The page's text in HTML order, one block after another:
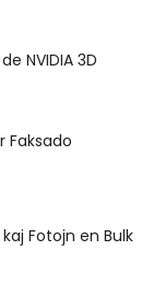
NVIDIA 3D
Faksado
Fotojn en Bulk